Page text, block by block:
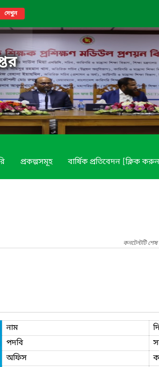
দেখুন
প্রকল্পসমূহ বার্ষিক প্রতিবেদন [ক্লিক
কনটেন্টটি
নাম
পদবি
অফিস